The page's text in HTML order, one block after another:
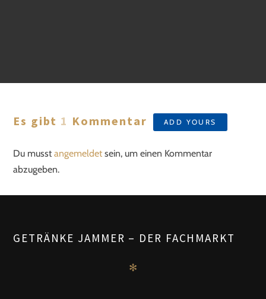
Es gibt 1 Kommentar ADD YOURS
Du musst angemeldet sein, um einen Kommentar
abzugeben.
GETRÄNKE JAMMER – DER FACHMARKT
✻